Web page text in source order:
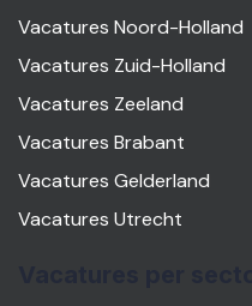
Vacatures Noord-Holland
Vacatures Zuid-Holland
Vacatures Zeeland
Vacatures Brabant
Vacatures Gelderland
Vacatures Utrecht